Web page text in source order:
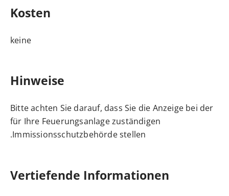
Kosten
keine
Hinweise
Bitte achten Sie darauf, dass Sie die Anzeige bei der
für Ihre Feuerungsanlage zuständigen
Immissionsschutzbehörde stellen.
Vertiefende Informationen